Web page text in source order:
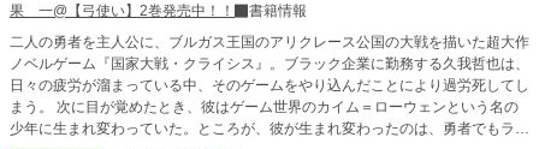
果 一@【弓使い】2巻発売中！！
書籍情報
二人の勇者を主人公に、ブルガス王国のアリクレース公国の大戦を描いた超大作
ノベルゲーム『国家大戦・クライシス』。ブラック企業に勤務する久我哲也は、
日々の疲労が溜まっている中、そのゲームをやり込んだことにより過労死してし
まう。 次に目が覚めたとき、彼はゲーム世界のカイム＝ローウェンという名の
少年に生まれ変わっていた。ところが、彼が生まれ変わったのは、勇者でもラス